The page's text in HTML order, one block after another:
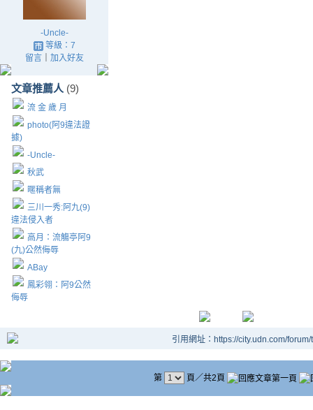
-Uncle-
等級：7
留言｜ 加入好友
文章推薦人 (9)
流 金 歲 月
photo(阿9違法證
據)
-Uncle-
秋武
暱稱者無
三川一秀:阿九(9)
違法侵入者
高月：流觴亭阿9
(九)公然侮辱
ABay
鳳彩翎：阿9公然
侮辱
引用網址：https://city.udn.com/
第 頁／共2頁